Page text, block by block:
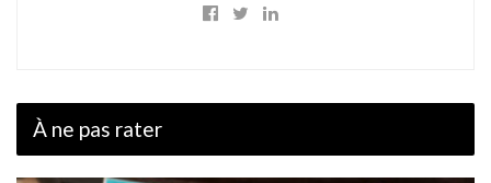
À ne pas rater